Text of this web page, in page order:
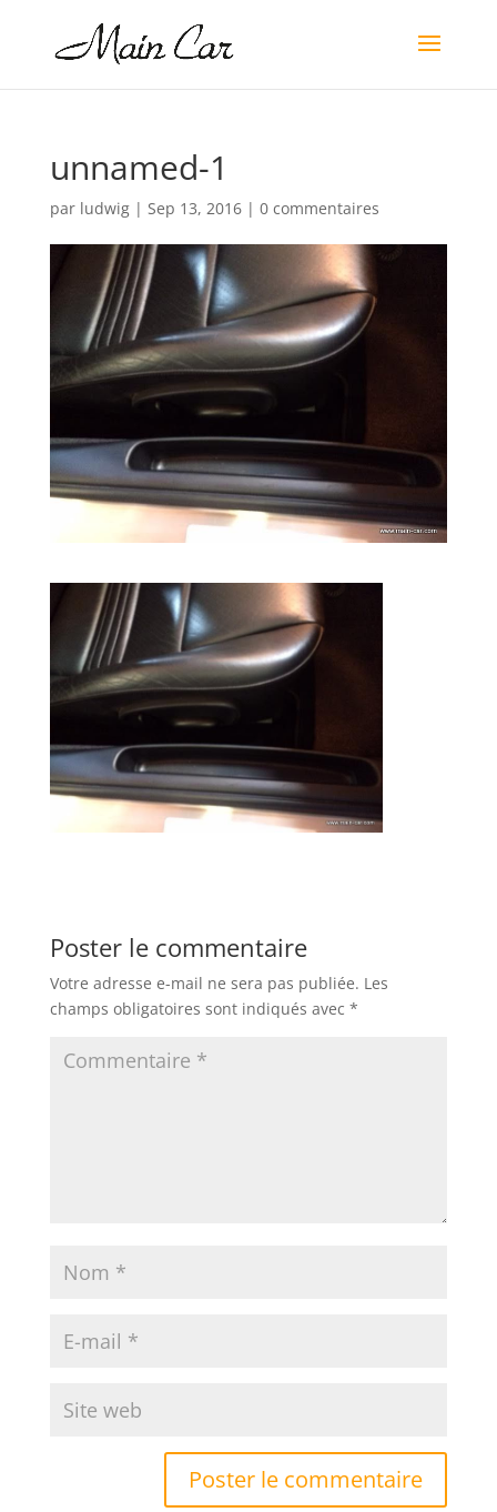
unnamed-1
par ludwig| Sep 13, 2016| 0 commentaires
Poster le commentaire
Votre adresse e-mail ne sera pas publiée. Les
champs obligatoires sont indiqués avec *